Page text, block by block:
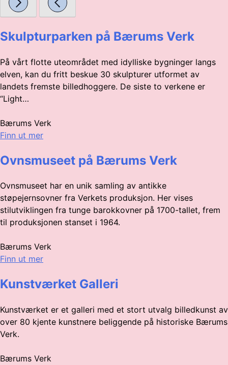
Skulpturparken på Bærums Verk
På vårt flotte uteområdet med idylliske bygninger langs
elven, kan du fritt beskue 30 skulpturer utformet av
landets fremste billedhoggere. De siste to verkene er
“Light…
Bærums Verk
Finn ut mer
Ovnsmuseet på Bærums Verk
Ovnsmuseet har en unik samling av antikke
støpejernsovner fra Verkets produksjon. Her vises
stilutviklingen fra tunge barokkovner på 1700-tallet, frem
til produksjonen stanset i 1964.
Bærums Verk
Finn ut mer
Kunstværket Galleri
Kunstværket er et galleri med et stort utvalg billedkunst av
over 80 kjente kunstnere beliggende på historiske Bærums
Verk.
Bærums Verk